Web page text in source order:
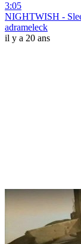
3:05
NIGHTWISH -
adrameleck
il y a 20 ans